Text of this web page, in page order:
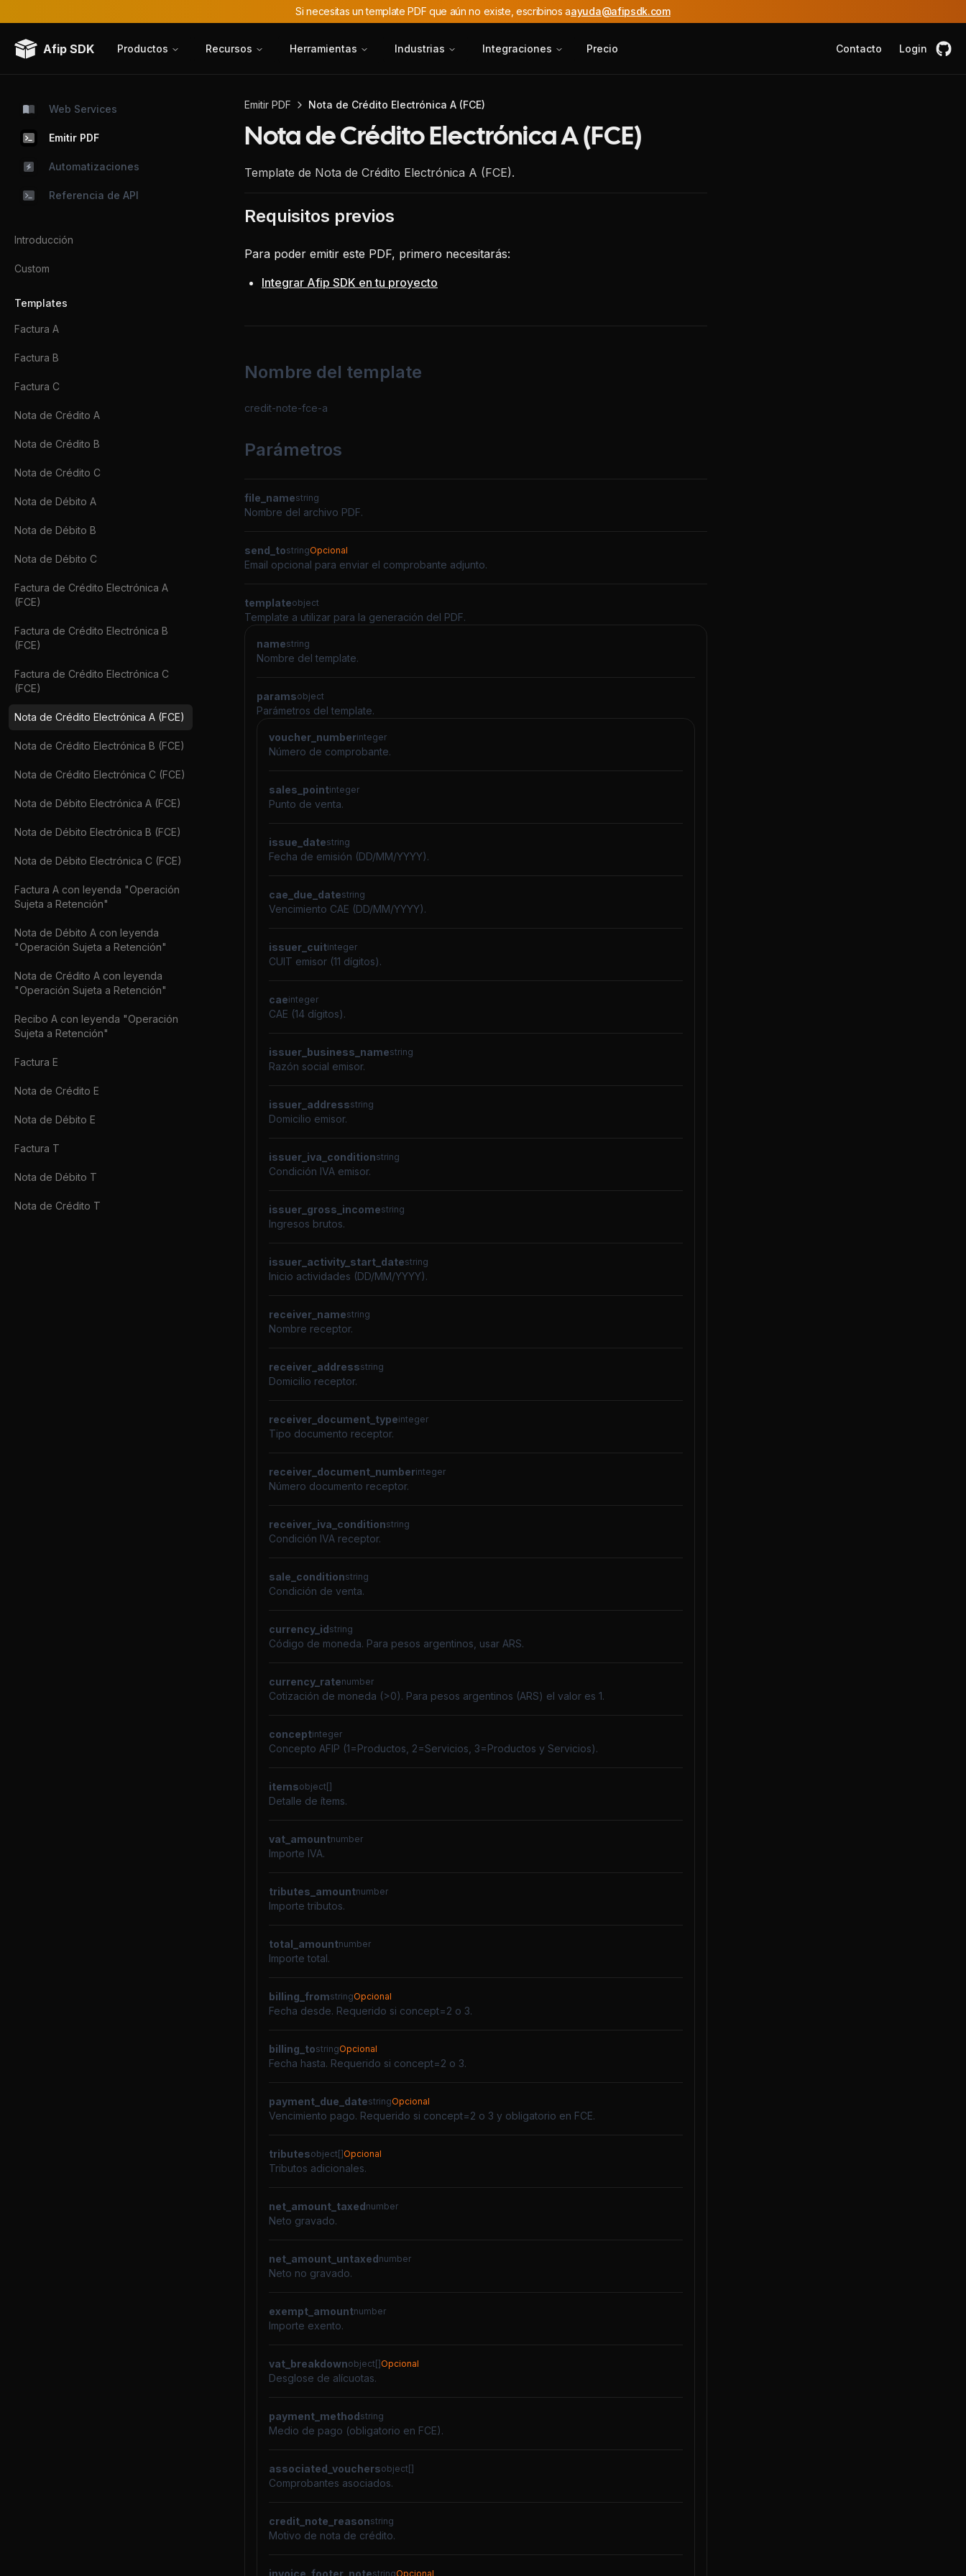
Si necesitas un template PDF que aún no existe, escribinos aayuda@afipsdk.com
Afip SDK Productos Recursos Herramientas Industrias Integraciones Precio Contacto Login
Web Services
Emitir PDF
Automatizaciones
Referencia de API
Introducción
Custom
Templates
Factura A
Factura B
Factura C
Nota de Crédito A
Nota de Crédito B
Nota de Crédito C
Nota de Débito A
Nota de Débito B
Nota de Débito C
Factura de Crédito Electrónica A
(FCE)
Factura de Crédito Electrónica B
(FCE)
Factura de Crédito Electrónica C
(FCE)
Nota de Crédito Electrónica A (FCE)
Nota de Crédito Electrónica B (FCE)
Nota de Crédito Electrónica C (FCE)
Nota de Débito Electrónica A (FCE)
Nota de Débito Electrónica B (FCE)
Nota de Débito Electrónica C (FCE)
Factura A con leyenda "Operación
Sujeta a Retención"
Nota de Débito A con leyenda
"Operación Sujeta a Retención"
Nota de Crédito A con leyenda
"Operación Sujeta a Retención"
Recibo A con leyenda "Operación
Sujeta a Retención"
Factura E
Nota de Crédito E
Nota de Débito E
Factura T
Nota de Débito T
Nota de Crédito T
Emitir PDF Nota de Crédito Electrónica A (FCE)
Nota de Crédito Electrónica A (FCE)
Template de Nota de Crédito Electrónica A (FCE).
Requisitos previos
Para poder emitir este PDF, primero necesitarás:
Integrar Afip SDK en tu proyecto
Nombre del template
credit-note-fce-a
Parámetros
file_namestring
Nombre del archivo PDF.
send_tostringOpcional
Email opcional para enviar el comprobante adjunto.
templateobject
Template a utilizar para la generación del PDF.
namestring
Nombre del template.
paramsobject
Parámetros del template.
voucher_numberinteger
Número de comprobante.
sales_pointinteger
Punto de venta.
issue_datestring
Fecha de emisión (DD/MM/YYYY).
cae_due_datestring
Vencimiento CAE (DD/MM/YYYY).
issuer_cuitinteger
CUIT emisor (11 dígitos).
caeinteger
CAE (14 dígitos).
issuer_business_namestring
Razón social emisor.
issuer_addressstring
Domicilio emisor.
issuer_iva_conditionstring
Condición IVA emisor.
issuer_gross_incomestring
Ingresos brutos.
issuer_activity_start_datestring
Inicio actividades (DD/MM/YYYY).
receiver_namestring
Nombre receptor.
receiver_addressstring
Domicilio receptor.
receiver_document_typeinteger
Tipo documento receptor.
receiver_document_numberinteger
Número documento receptor.
receiver_iva_conditionstring
Condición IVA receptor.
sale_conditionstring
Condición de venta.
currency_idstring
Código de moneda. Para pesos argentinos, usar ARS.
currency_ratenumber
Cotización de moneda (>0). Para pesos argentinos (ARS) el valor es 1.
conceptinteger
Concepto AFIP (1=Productos, 2=Servicios, 3=Productos y Servicios).
itemsobject[]
Detalle de ítems.
vat_amountnumber
Importe IVA.
tributes_amountnumber
Importe tributos.
total_amountnumber
Importe total.
billing_fromstringOpcional
Fecha desde. Requerido si concept=2 o 3.
billing_tostringOpcional
Fecha hasta. Requerido si concept=2 o 3.
payment_due_datestringOpcional
Vencimiento pago. Requerido si concept=2 o 3 y obligatorio en FCE.
tributesobject[]Opcional
Tributos adicionales.
net_amount_taxednumber
Neto gravado.
net_amount_untaxednumber
Neto no gravado.
exempt_amountnumber
Importe exento.
vat_breakdownobject[]Opcional
Desglose de alícuotas.
payment_methodstring
Medio de pago (obligatorio en FCE).
associated_vouchersobject[]
Comprobantes asociados.
credit_note_reasonstring
Motivo de nota de crédito.
invoice_footer_notestringOpcional